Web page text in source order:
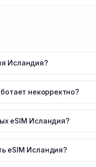
Исландия?
некорректно?
eSIM Исландия?
eSIM Исландия?